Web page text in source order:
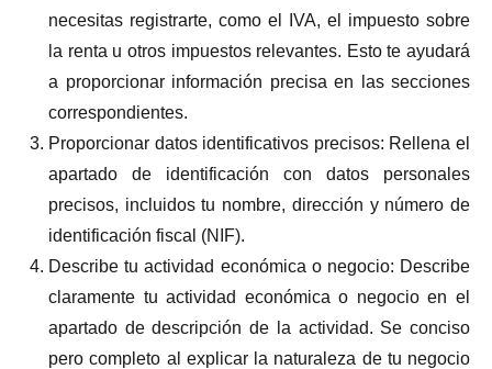
necesitas registrarte, como el IVA, el impuesto sobre
la renta u otros impuestos relevantes. Esto te ayudará
a proporcionar información precisa en las secciones
correspondientes.
Proporcionar datos identificativos precisos: Rellena el
apartado de identificación con datos personales
precisos, incluidos tu nombre, dirección y número de
identificación fiscal (NIF).
Describe tu actividad económica o negocio: Describe
claramente tu actividad económica o negocio en el
apartado de descripción de la actividad. Se conciso
pero completo al explicar la naturaleza de tu negocio